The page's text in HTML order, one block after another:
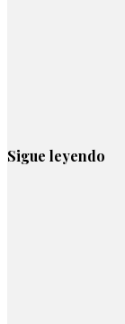
Sigue leyendo